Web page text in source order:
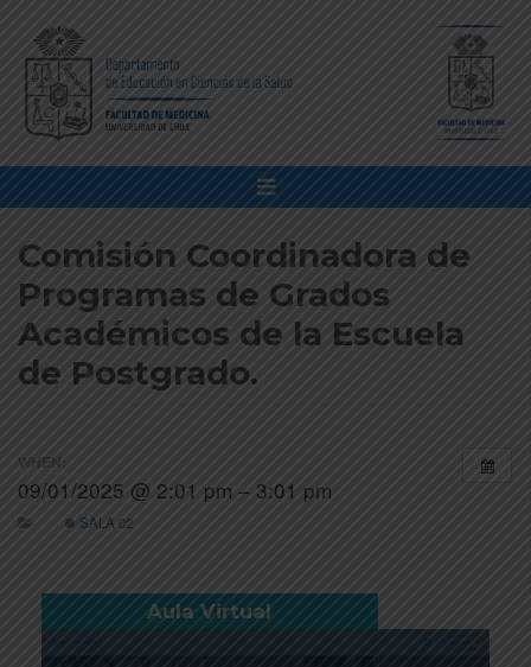
Comisión Coordinadora de
Programas de Grados
Académicos de la Escuela
de Postgrado.
WHEN:
09/01/2025 @ 2:01 pm – 3:01 pm
SALA 02
Aula Virtual